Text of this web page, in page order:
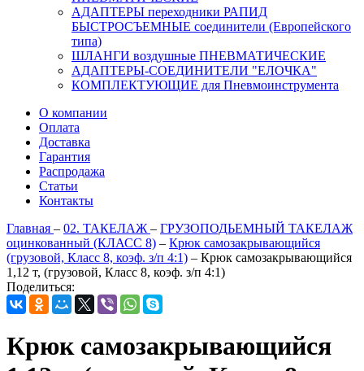
АДАПТЕРЫ переходники РАПИД
БЫСТРОСЪЕМНЫЕ соединители (Европейского
типа)
ШЛАНГИ воздушные ПНЕВМАТИЧЕСКИЕ
АДАПТЕРЫ-СОЕДИНИТЕЛИ "ЕЛОЧКА"
КОМПЛЕКТУЮЩИЕ для Пневмоинструмента
О компании
Оплата
Доставка
Гарантия
Распродажа
Статьи
Контакты
Главная – 02. ТАКЕЛАЖ – ГРУЗОПОДЬЕМНЫЙ ТАКЕЛАЖ
оцинкованный (КЛАСС 8) – Крюк самозакрывающийся
(грузовой, Класс 8, коэф. з/п 4:1) – Крюк самозакрывающийся
1,12 т, (грузовой, Класс 8, коэф. з/п 4:1)
Поделиться:
Крюк самозакрывающийся